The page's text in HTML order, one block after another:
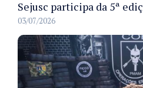
03/07/2026